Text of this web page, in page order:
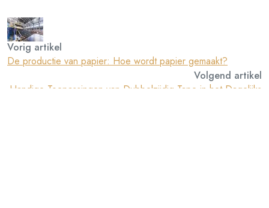
Vorig artikel
De productie van papier: Hoe wordt papier gemaakt?
Volgend artikel
Handige Toepassingen van Dubbelzijdig Tape in het Dagelijks